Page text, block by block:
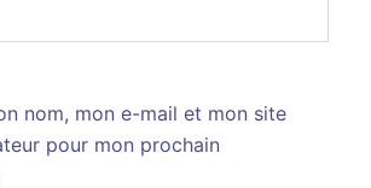
nom, mon e-mail et mon site
pour mon prochain